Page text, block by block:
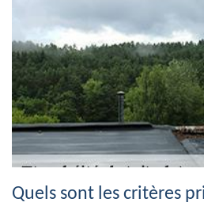
Quels sont les critères